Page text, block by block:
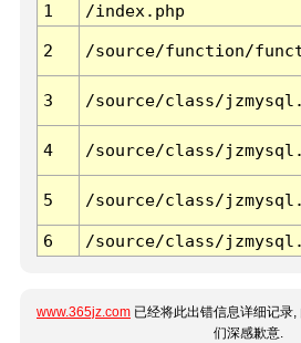
1
/index.php
2 /source/function/
3 /source/class/
4 /source/class/
5 /source/class/
6 /source/class/
www.365jz.com 已经将此出错信息详细记录
们深感歉意.